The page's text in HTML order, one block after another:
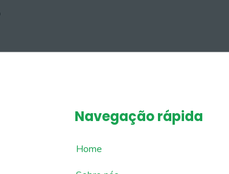
Navegação rápida
Home